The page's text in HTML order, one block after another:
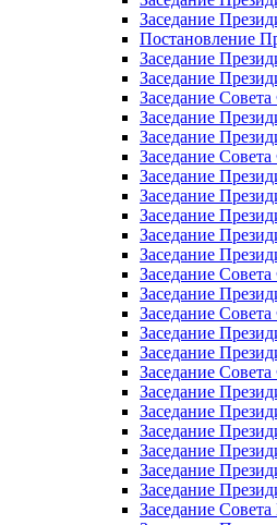
Заседание
Постановление
Заседание
Заседание
Заседание
Заседание
Заседание
Заседание
Заседание
Заседание
Заседание
Заседание
Заседание
Заседание
Заседание
Заседание
Заседание
Заседание
Заседание
Заседание
Заседание
Заседание
Заседание
Заседание
Заседание
Заседание